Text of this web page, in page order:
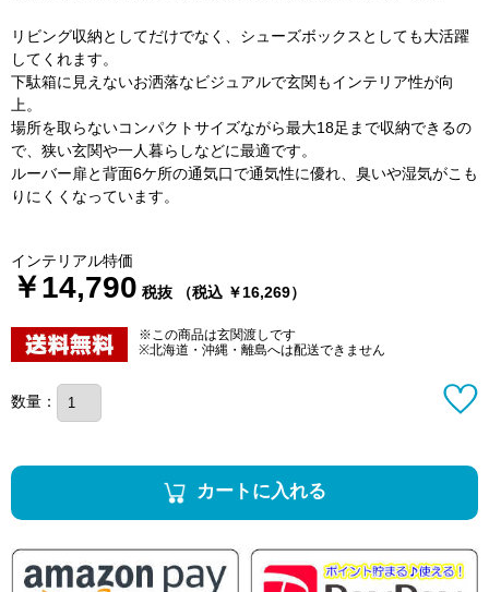
リビング収納としてだけでなく、シューズボックスとしても大活躍
してくれます。
下駄箱に見えないお洒落なビジュアルで玄関もインテリア性が向
上。
場所を取らないコンパクトサイズながら最大18足まで収納できるの
で、狭い玄関や一人暮らしなどに最適です。
ルーバー扉と背面6ケ所の通気口で通気性に優れ、臭いや湿気がこも
りにくくなっています。
インテリアル特価
￥14,790 税抜 （税込 ￥16,269）
※この商品は玄関渡しです
※北海道・沖縄・離島へは配送できません
数量：
カートに入れる